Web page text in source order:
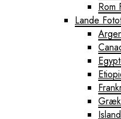
Rom
Lande